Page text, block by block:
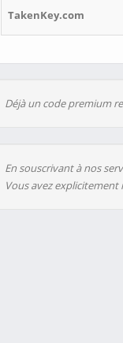
TakenKey.com
Déjà un code premium
En souscrivant à nos
Vous avez